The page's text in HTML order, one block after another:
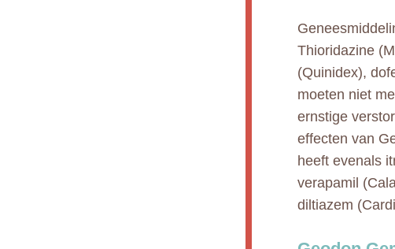
Thioridazine
(Quinidex),
moeten niet
ernstige
effecten van
heeft evenals
verapamil
diltiazem